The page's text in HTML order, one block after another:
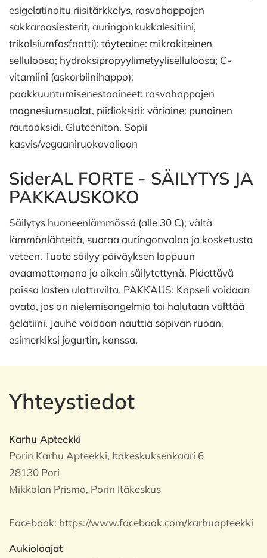
esigelatinoitu riisitärkkelys, rasvahappojen
sakkaroosiesterit, auringonkukkalesitiini,
trikalsiumfosfaatti); täyteaine: mikrokiteinen
selluloosa; hydroksipropyylimetyyliselluloosa; C-
vitamiini (askorbiinihappo);
paakkuuntumisenestoaineet: rasvahappojen
magnesiumsuolat, piidioksidi; väriaine: punainen
rautaoksidi. Gluteeniton. Sopii
kasvis/vegaaniruokavalioon
SiderAL FORTE - SÄILYTYS JA
PAKKAUSKOKO
Säilytys huoneenlämmössä (alle 30 C); vältä
lämmönlähteitä, suoraa auringonvaloa ja kosketusta
veteen. Tuote säilyy päiväyksen loppuun
avaamattomana ja oikein säilytettynä. Pidettävä
poissa lasten ulottuvilta. PAKKAUS: Kapseli voidaan
avata, jos on nielemisongelmia tai halutaan välttää
gelatiini. Jauhe voidaan nauttia sopivan ruoan,
esimerkiksi jogurtin, kanssa.
Yhteystiedot
Karhu Apteekki
Porin Karhu Apteekki, Itäkeskuksenkaari 6
28130 Pori
Mikkolan Prisma, Porin Itäkeskus
Facebook: https://www.facebook.com/karhuapteekki
Aukioloajat